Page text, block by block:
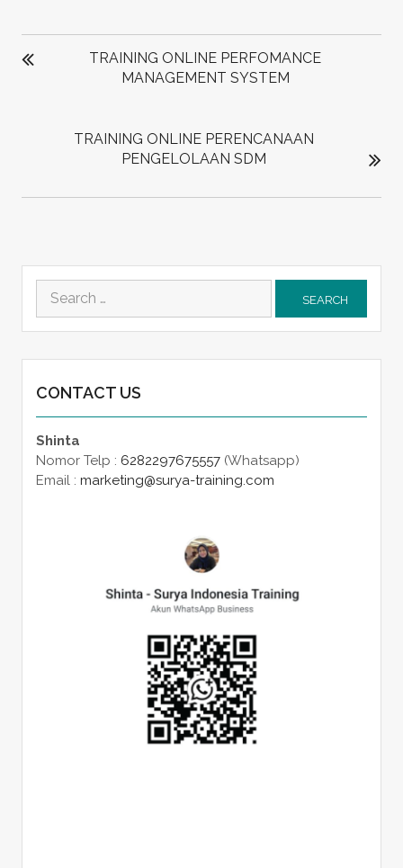
POST
NAVIGATIONTRAINING ONLINE PERFOMANCE
MANAGEMENT SYSTEM
TRAINING ONLINE PERENCANAAN
PENGELOLAAN SDM
Search
for:
CONTACT US
Shinta
Nomor Telp : 6282297675557(Whatsapp)
Email : marketing@surya-training.com